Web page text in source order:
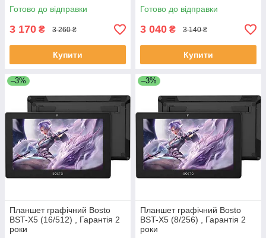
Готово до відправки
3 170 ₴ 3 260 ₴
Купити
Готово до відправки
3 040 ₴ 3 140 ₴
Купити
–3%
Планшет графічний Bosto
BST-X5 (16/512) , Гарантія 2
роки
–3%
Планшет графічний Bosto
BST-X5 (8/256) , Гарантія 2
роки